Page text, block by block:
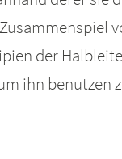
der
ihn benutzen